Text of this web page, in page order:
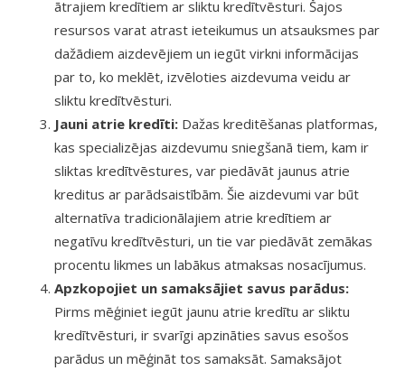
ātrajiem kredītiem ar sliktu kredītvēsturi. Šajos
resursos varat atrast ieteikumus un atsauksmes par
dažādiem aizdevējiem un iegūt virkni informācijas
par to, ko meklēt, izvēloties aizdevuma veidu ar
sliktu kredītvēsturi.
Jauni atrie kredīti: Dažas kreditēšanas platformas,
kas specializējas aizdevumu sniegšanā tiem, kam ir
sliktas kredītvēstures, var piedāvāt jaunus atrie
kreditus ar parādsaistībām. Šie aizdevumi var būt
alternatīva tradicionālajiem atrie kredītiem ar
negatīvu kredītvēsturi, un tie var piedāvāt zemākas
procentu likmes un labākus atmaksas nosacījumus.
Apzkopojiet un samaksājiet savus parādus:
Pirms mēģiniet iegūt jaunu atrie kredītu ar sliktu
kredītvēsturi, ir svarīgi apzināties savus esošos
parādus un mēģināt tos samaksāt. Samaksājot